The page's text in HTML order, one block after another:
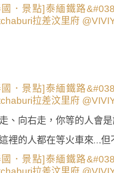
、向右走，你等的人會是
裡的人都在等火車來…